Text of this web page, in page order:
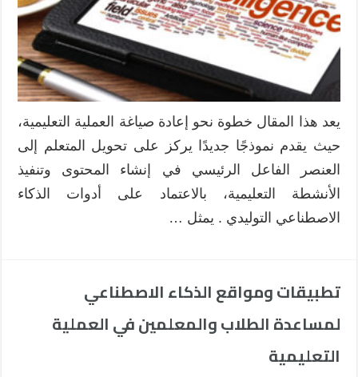
إعادة
صياغة
دور
المتعلم
ليكون
الفاعل
الرئيسي
باستخدام
أدوات
الذكاء
الاصطناعي
يعد هذا المقال خطوة نحو إعادة صياغة العملية التعليمية،
حيث يقدم نموذجًا جديدًا يركز على تحويل المتعلم إلى
العنصر الفاعل الرئيسي في إنشاء المحتوى وتنفيذ
الأنشطة التعليمية، بالاعتماد على أدوات الذكاء
الاصطناعي التوليدي . يمثل …
تطبيقات ومواقع الذكاء الاصطناعي
لمساعدة الطلاب والمعلمين في العملية
التعليمية